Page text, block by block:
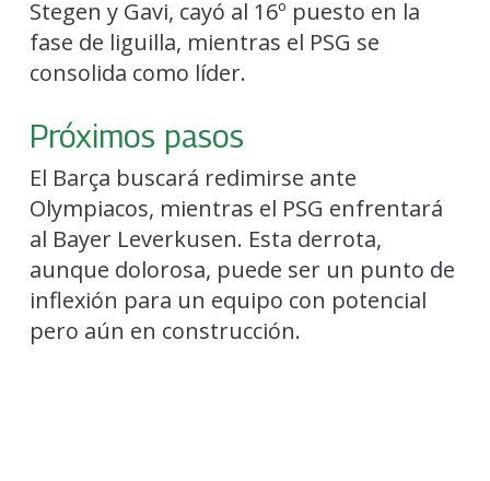
Stegen y Gavi, cayó al 16º puesto en la
fase de liguilla, mientras el PSG se
consolida como líder.
Próximos pasos
El Barça buscará redimirse ante
Olympiacos, mientras el PSG enfrentará
al Bayer Leverkusen. Esta derrota,
aunque dolorosa, puede ser un punto de
inflexión para un equipo con potencial
pero aún en construcción.